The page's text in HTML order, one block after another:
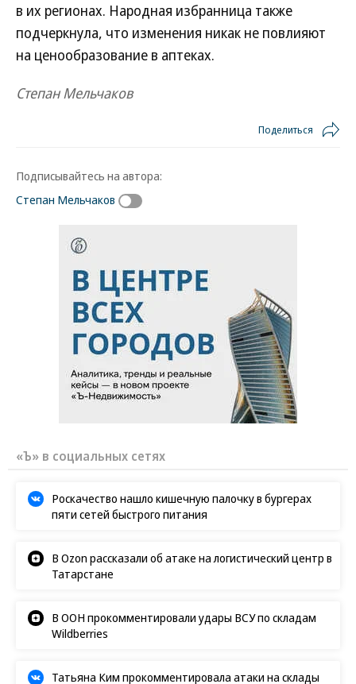
в их регионах. Народная избранница также
подчеркнула, что изменения никак не повлияют
на ценообразование в аптеках.
Степан Мельчаков
Поделиться
Подписывайтесь на автора:
Степан Мельчаков
«Ъ» в социальных сетях
Роскачество нашло кишечную палочку в бургерах
пяти сетей быстрого питания
В Ozon рассказали об атаке на логистический центр в
Татарстане
В ООН прокомментировали удары ВСУ по складам
Wildberries
Татьяна Ким прокомментировала атаки на склады